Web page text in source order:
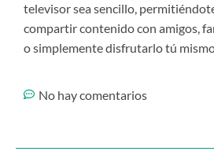
televisor sea sencillo,
compartir contenido con amigos,
o simplemente disfrutarlo tú
No hay comentarios